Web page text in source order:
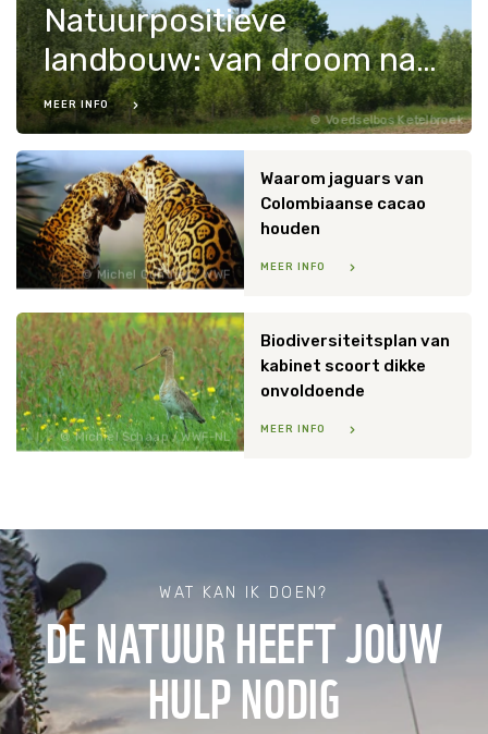
Voedselbos Ketelbroek
Natuurpositieve
landbouw: van droom naar realiteit
MEER INFO
Michel Gunther / WWF
Waarom jaguars van
Colombiaanse cacao
houden
MEER INFO
Michiel Schaap / WWF-NL
Biodiversiteitsplan van
kabinet scoort dikke
onvoldoende
MEER INFO
WAT KAN IK DOEN?
DE NATUUR HEEFT JOUW
HULP NODIG